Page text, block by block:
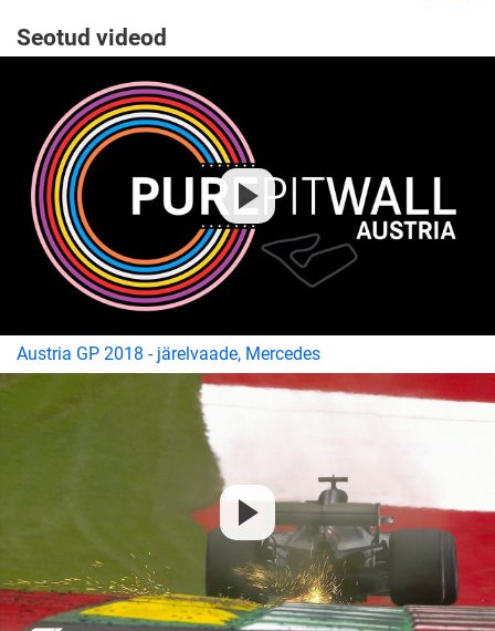
Seotud videod
Austria GP 2018 - järelvaade, Mercedes